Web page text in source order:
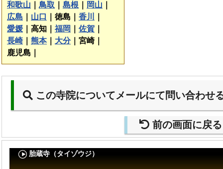
和歌山
鳥取 島根 岡山
広島
山口 徳島｜ 香川
愛媛
高知｜ 福岡 佐賀
長崎｜ 熊本｜ 大分｜ 宮崎｜
鹿児島｜
この寺院についてメールにて問い合わせ
前の画面に戻る
胎蔵寺（タイゾウジ）